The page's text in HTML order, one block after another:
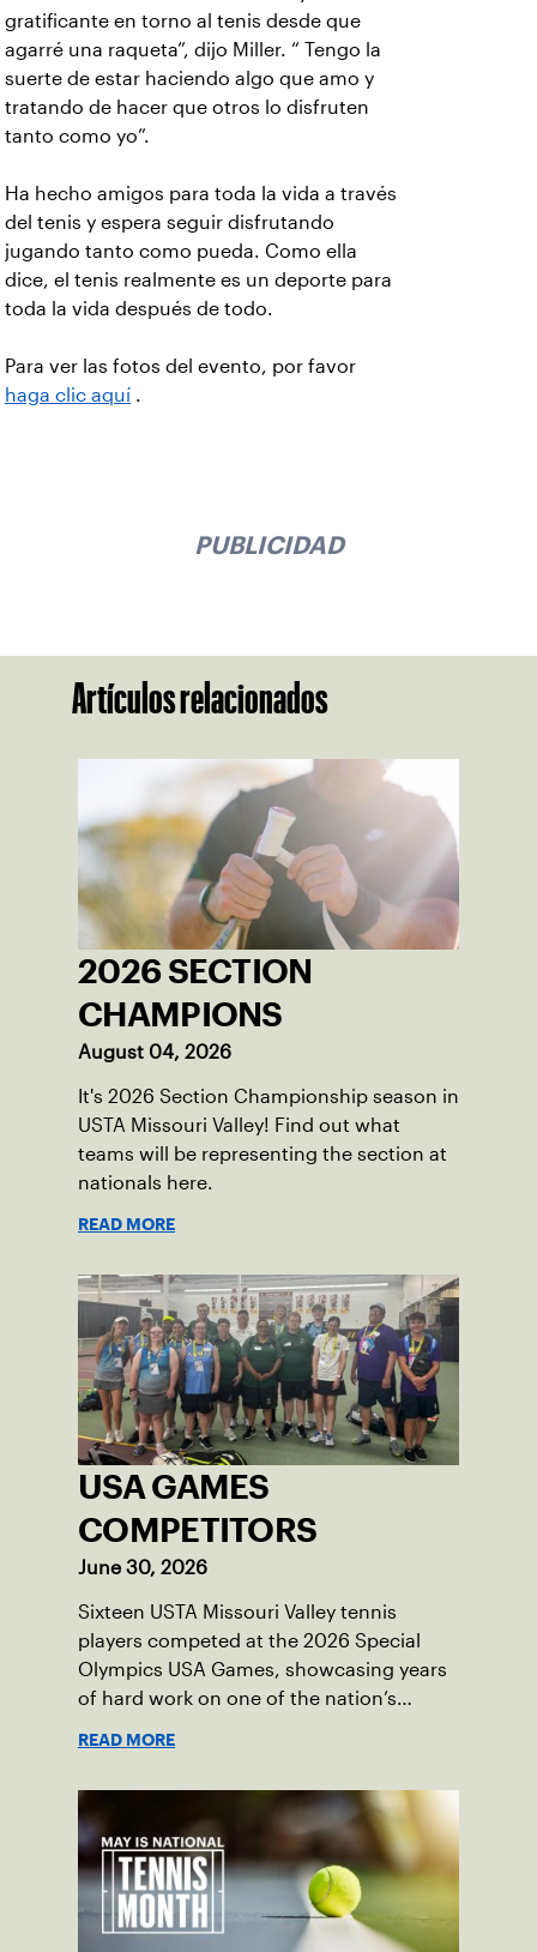
gratificante en torno al tenis desde que
agarré una raqueta”, dijo Miller. “ Tengo la
suerte de estar haciendo algo que amo y
tratando de hacer que otros lo disfruten
tanto como yo”.
Ha hecho amigos para toda la vida a través
del tenis y espera seguir disfrutando
jugando tanto como pueda. Como ella
dice, el tenis realmente es un deporte para
toda la vida después de todo.
Para ver las fotos del evento, por favor
haga clic aquí .
PUBLICIDAD
Artículos relacionados
2026 SECTION
CHAMPIONS
August 04, 2026
It's 2026 Section Championship season in
USTA Missouri Valley! Find out what
teams will be representing the section at
nationals here.
READ MORE
USA GAMES
COMPETITORS
June 30, 2026
Sixteen USTA Missouri Valley tennis
players competed at the 2026 Special
Olympics USA Games, showcasing years
of hard work on one of the nation’s
READ MORE